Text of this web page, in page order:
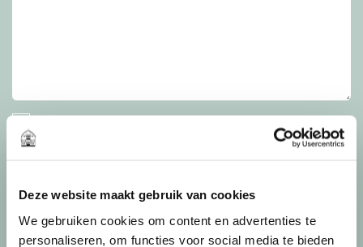
Deze website maakt gebruik van cookies
We gebruiken cookies om content en advertenties te
personaliseren, om functies voor social media te bieden
I agree with theprivacy statementof Frans
SEND